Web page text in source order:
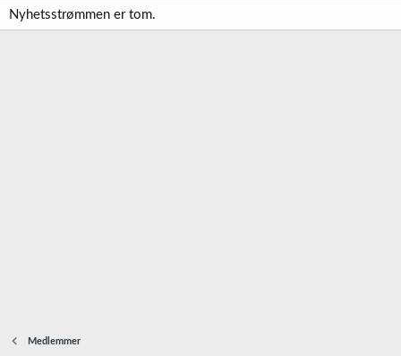
Nyhetsstrømmen er tom.
Medlemmer